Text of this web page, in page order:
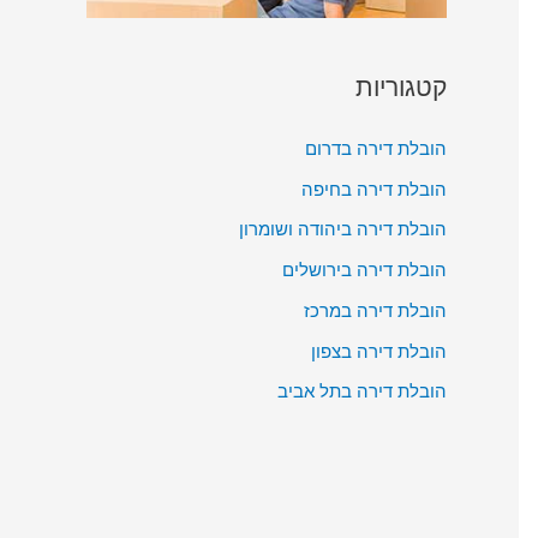
קטגוריות
הובלת דירה בדרום
הובלת דירה בחיפה
הובלת דירה ביהודה ושומרון
הובלת דירה בירושלים
הובלת דירה במרכז
הובלת דירה בצפון
הובלת דירה בתל אביב